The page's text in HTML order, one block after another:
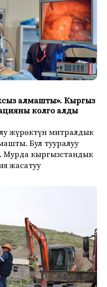
алмашты». Кыргыз
колго алды
жүрөктүн митралдык
Бул тууралуу
Мурда кыргызстандык
жасатуу